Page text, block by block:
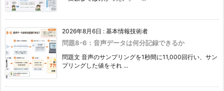
2026年8月6日 : 基本情報技術者
問題8-6：音声データは何分記録できるか
問題文 音声のサンプリングを1秒間に11,000回行い、サン
プリングした値をそれ ...